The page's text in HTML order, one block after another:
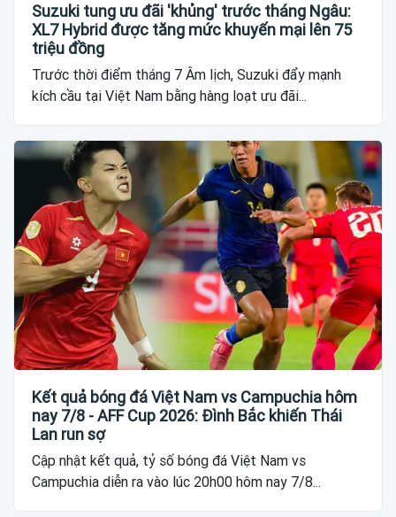
Suzuki tung ưu đãi 'khủng' trước tháng Ngâu:
XL7 Hybrid được tăng mức khuyến mại lên 75
triệu đồng
Trước thời điểm tháng 7 Âm lịch, Suzuki đẩy mạnh
kích cầu tại Việt Nam bằng hàng loạt ưu đãi...
Kết quả bóng đá Việt Nam vs Campuchia hôm
nay 7/8 - AFF Cup 2026: Đình Bắc khiến Thái
Lan run sợ
Cập nhật kết quả, tỷ số bóng đá Việt Nam vs
Campuchia diễn ra vào lúc 20h00 hôm nay 7/8...